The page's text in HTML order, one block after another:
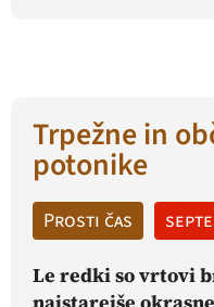
Trpežne in
potonike
Prosti čas
Le redki so vrtovi